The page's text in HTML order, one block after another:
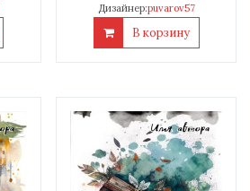
Дизайнер:puvarov57
В корзину